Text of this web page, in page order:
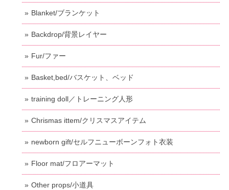
Blanket/ブランケット
Backdrop/背景レイヤー
Fur/ファー
Basket,bed/バスケット、ベッド
training doll／トレーニング人形
Chrismas ittem/クリスマスアイテム
newborn gift/セルフニューボーンフォト衣装
Floor mat/フロアーマット
Other props/小道具